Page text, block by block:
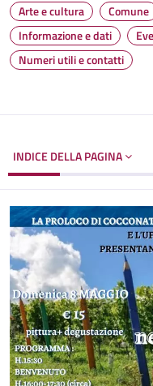
Arte e cultura
Comune
Informazione e dati
Numeri utili e contatti
INDICE DELLA PAGINA